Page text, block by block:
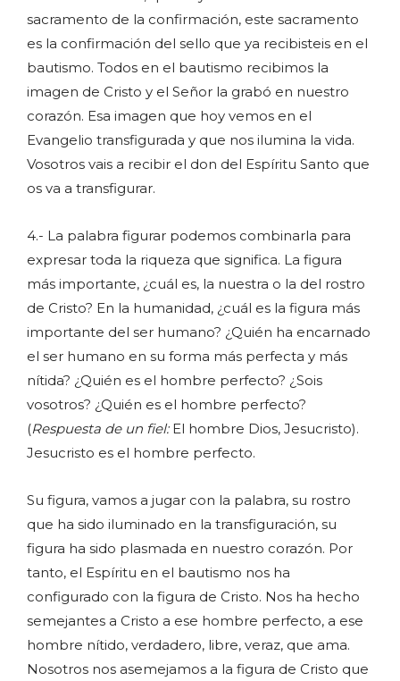
sacramento de la confirmación, este sacramento
es la confirmación del sello que ya recibisteis en el
bautismo. Todos en el bautismo recibimos la
imagen de Cristo y el Señor la grabó en nuestro
corazón. Esa imagen que hoy vemos en el
Evangelio transfigurada y que nos ilumina la vida.
Vosotros vais a recibir el don del Espíritu Santo que
os va a transfigurar.
4.- La palabra figurar podemos combinarla para
expresar toda la riqueza que significa. La figura
más importante, ¿cuál es, la nuestra o la del rostro
de Cristo? En la humanidad, ¿cuál es la figura más
importante del ser humano? ¿Quién ha encarnado
el ser humano en su forma más perfecta y más
nítida? ¿Quién es el hombre perfecto? ¿Sois
vosotros? ¿Quién es el hombre perfecto?
(Respuesta de un fiel:El hombre Dios, Jesucristo).
Jesucristo es el hombre perfecto.
Su figura, vamos a jugar con la palabra, su rostro
que ha sido iluminado en la transfiguración, su
figura ha sido plasmada en nuestro corazón. Por
tanto, el Espíritu en el bautismo nos ha
configurado con la figura de Cristo. Nos ha hecho
semejantes a Cristo a ese hombre perfecto, a ese
hombre nítido, verdadero, libre, veraz, que ama.
Nosotros nos asemejamos a la figura de Cristo que